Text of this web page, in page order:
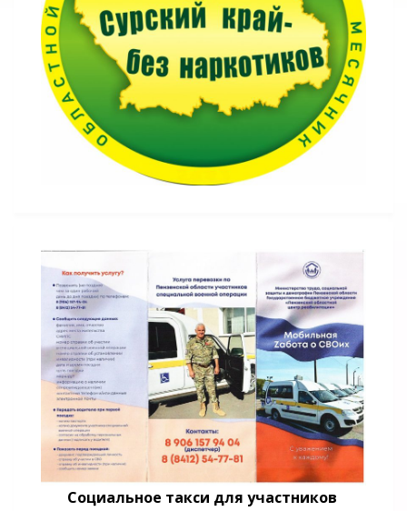
Социальное такси для участников